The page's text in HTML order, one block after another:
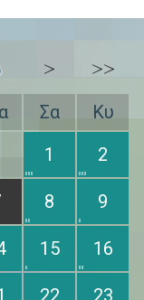
> >>
Σα
Κυ
1
2
8 9
15 16
22 23